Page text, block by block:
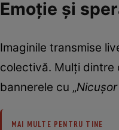
Emoție și
Imaginile transmise
colectivă. Mulți dintre
bannerele cu „
MAI MULTE PENTRU TINE